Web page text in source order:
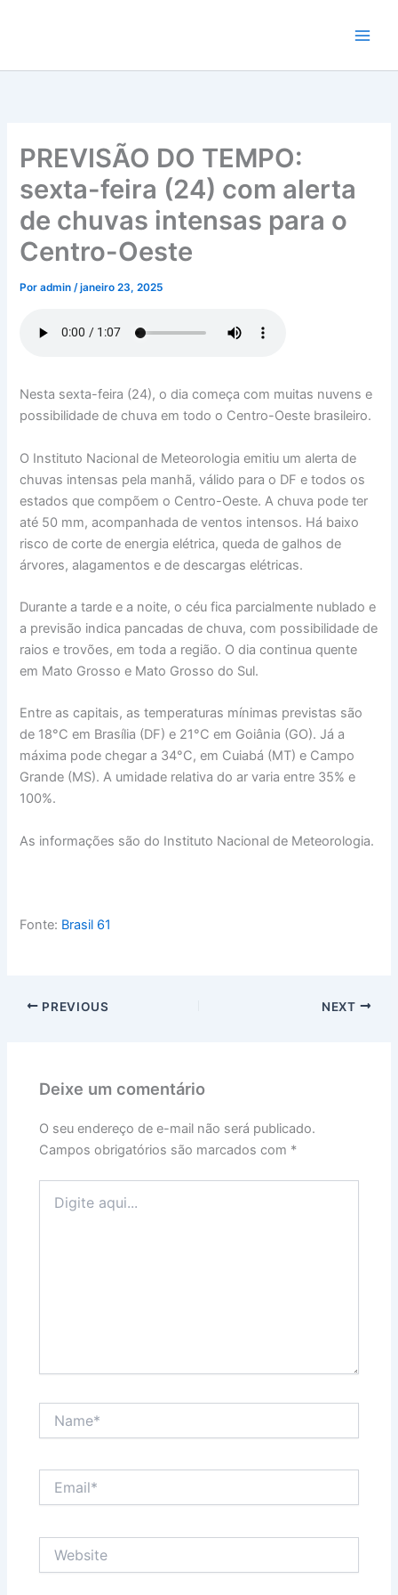
conteúdo
PREVISÃO DO TEMPO:
sexta-feira (24) com alerta
de chuvas intensas para o
Centro-Oeste
Poradmin/janeiro 23, 2025
Nesta sexta-feira (24), o dia começa com muitas nuvens e
possibilidade de chuva em todo o Centro-Oeste brasileiro.
O Instituto Nacional de Meteorologia emitiu um alerta de
chuvas intensas pela manhã, válido para o DF e todos os
estados que compõem o Centro-Oeste. A chuva pode ter
até 50 mm, acompanhada de ventos intensos. Há baixo
risco de corte de energia elétrica, queda de galhos de
árvores, alagamentos e de descargas elétricas.
Durante a tarde e a noite, o céu fica parcialmente nublado e
a previsão indica pancadas de chuva, com possibilidade de
raios e trovões, em toda a região. O dia continua quente
em Mato Grosso e Mato Grosso do Sul.
Entre as capitais, as temperaturas mínimas previstas são
de 18°C em Brasília (DF) e 21°C em Goiânia (GO). Já a
máxima pode chegar a 34°C, em Cuiabá (MT) e Campo
Grande (MS). A umidade relativa do ar varia entre 35% e
100%.
As informações são do Instituto Nacional de Meteorologia.
Fonte: Brasil 61
PREVIOUS NEXT
Deixe um comentário
O seu endereço de e-mail não será publicado.
Campos obrigatórios são marcados com *
aqui...